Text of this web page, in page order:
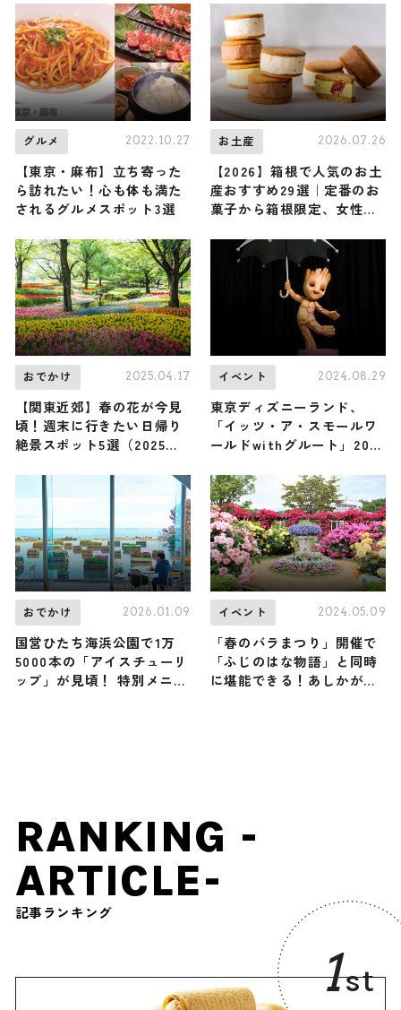
の夏景色」7/9から開催 /
東京都
グルメ 2022.10.27
【東京・麻布】立ち寄った
ら訪れたい！心も体も満た
されるグルメスポット3選
お土産 2026.07.26
【2026】箱根で人気のお土
産おすすめ29選｜定番のお
菓子から箱根限定、女性向
おでかけ 2025.04.17
【関東近郊】春の花が今見
頃！週末に行きたい日帰り
絶景スポット5選（2025年4
イベント 2024.08.29
東京ディズニーランド、
「イッツ・ア・スモールワ
ールドwithグルート」2025
ルのキャラクター初登場
おでかけ 2026.01.09
国営ひたち海浜公園で1万
5000本の「アイスチューリ
ップ」が見頃！ 特別メニュ
イベント 2024.05.09
「春のバラまつり」開催で
「ふじのはな物語」と同時
に堪能できる！あしかがフ
RANKING -
ARTICLE-
記事ランキング
1st